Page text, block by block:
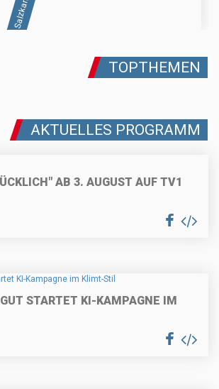
TOPTHEMEN
AKTUELLES PROGRAMM
AB 3. AUGUST AUF TV1
STARTET KI-KAMPAGNE IM